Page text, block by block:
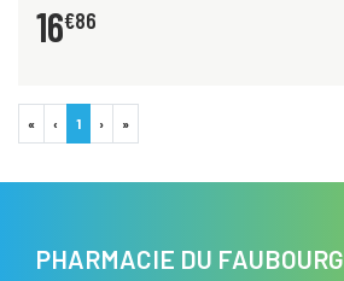
16€86
« ‹ 1 › »
PHARMACIE DU FAUBOURG